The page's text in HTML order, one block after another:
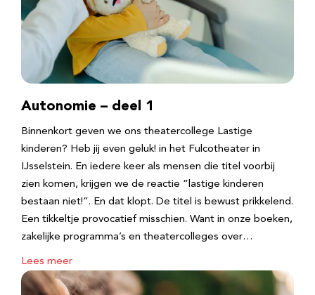
Autonomie – deel 1
Binnenkort geven we ons theatercollege Lastige
kinderen? Heb jij even geluk! in het Fulcotheater in
IJsselstein. En iedere keer als mensen die titel voorbij
zien komen, krijgen we de reactie “lastige kinderen
bestaan niet!”. En dat klopt. De titel is bewust prikkelend.
Een tikkeltje provocatief misschien. Want in onze boeken,
zakelijke programma’s en theatercolleges over…
Lees meer